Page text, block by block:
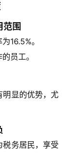
范围
16.5%。
员工。
明显的优势，尤
税务居民，享受